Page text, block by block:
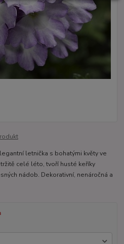
letnička s bohatými květy ve
celé léto, tvoří husté keříky
nádob. Dekorativní, nenáročná a